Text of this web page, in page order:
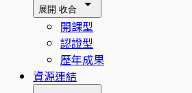
展開 收合
開課型
認證型
歷年成果
資源連結